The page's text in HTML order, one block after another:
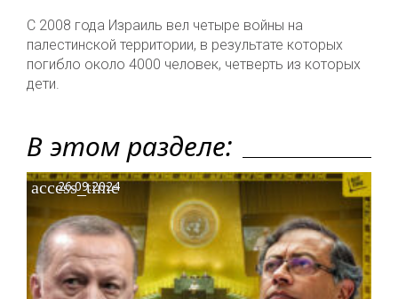
С 2008 года Израиль вел четыре войны на
палестинской территории, в результате которых
погибло около 4000 человек, четверть из которых
дети.
В этом разделе:
access_time
26.09.2024